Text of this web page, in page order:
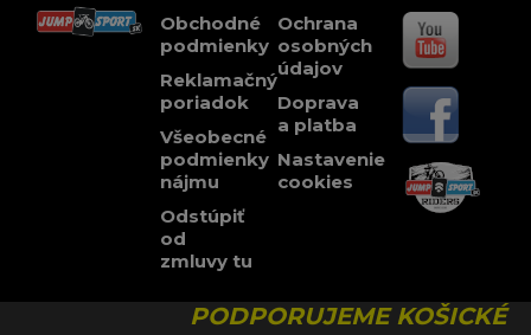
Obchodné
podmienky
Reklamačný
poriadok
Všeobecné
podmienky
nájmu
Odstúpiť
od
zmluvy tu
Ochrana
osobných
údajov
Doprava
a platba
Nastavenie
cookies
PODPORUJEME KOŠICKÉ